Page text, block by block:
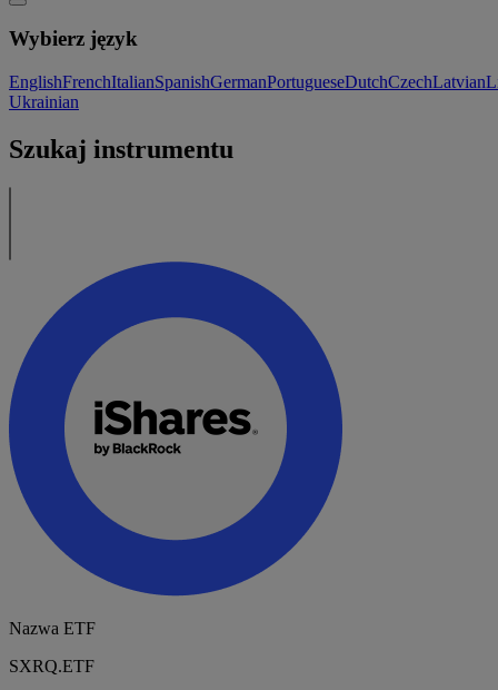
Wybierz język
EnglishFrenchItalianSpanishGermanPortugueseDutchCzechLatvian
Ukrainian
Szukaj instrumentu
Nazwa ETF
SXRQ.ETF